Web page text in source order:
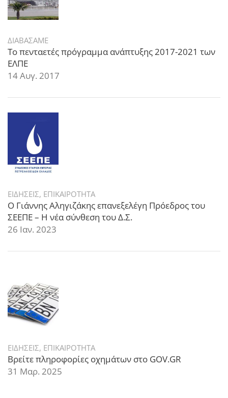
ΔΙΑΒΑΣΑΜΕ
Το πενταετές πρόγραμμα ανάπτυξης 2017-2021 των
ΕΛΠΕ
14 Αυγ. 2017
ΕΙΔΗΣΕΙΣ, ΕΠΙΚΑΙΡΟΤΗΤΑ
Ο Γιάννης Αληγιζάκης επανεξελέγη Πρόεδρος του
ΣΕΕΠΕ – Η νέα σύνθεση του Δ.Σ.
26 Ιαν. 2023
ΕΙΔΗΣΕΙΣ, ΕΠΙΚΑΙΡΟΤΗΤΑ
Βρείτε πληροφορίες οχημάτων στο GOV.GR
31 Μαρ. 2025